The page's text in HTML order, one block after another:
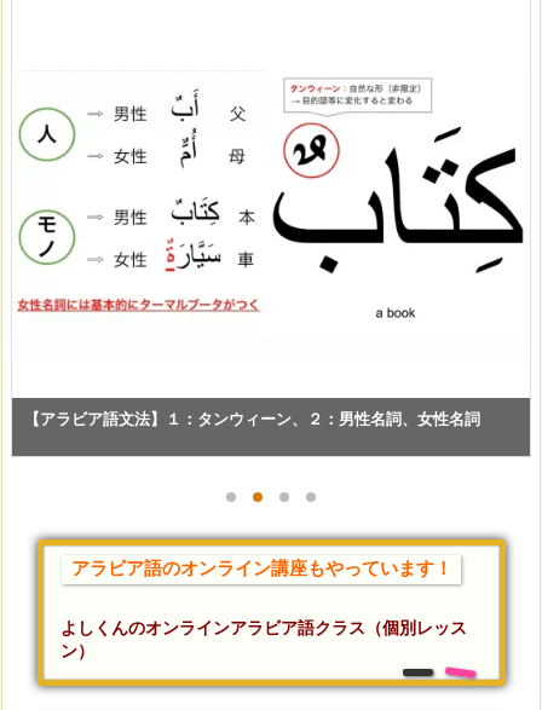
【アラビア語文法】１：タンウィーン、２：男性名詞、女性名詞
アラビア語のオンライン講座もやっています！
よしくんのオンラインアラビア語クラス（個別レッス
ン）